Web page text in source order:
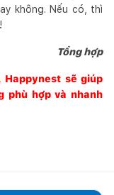
không. Nếu có, thì
Tổng hợp
Happynest sẽ giúp
phù hợp và nhanh